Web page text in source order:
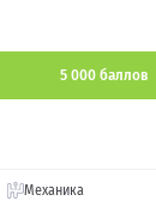
5 000 баллов
Механика